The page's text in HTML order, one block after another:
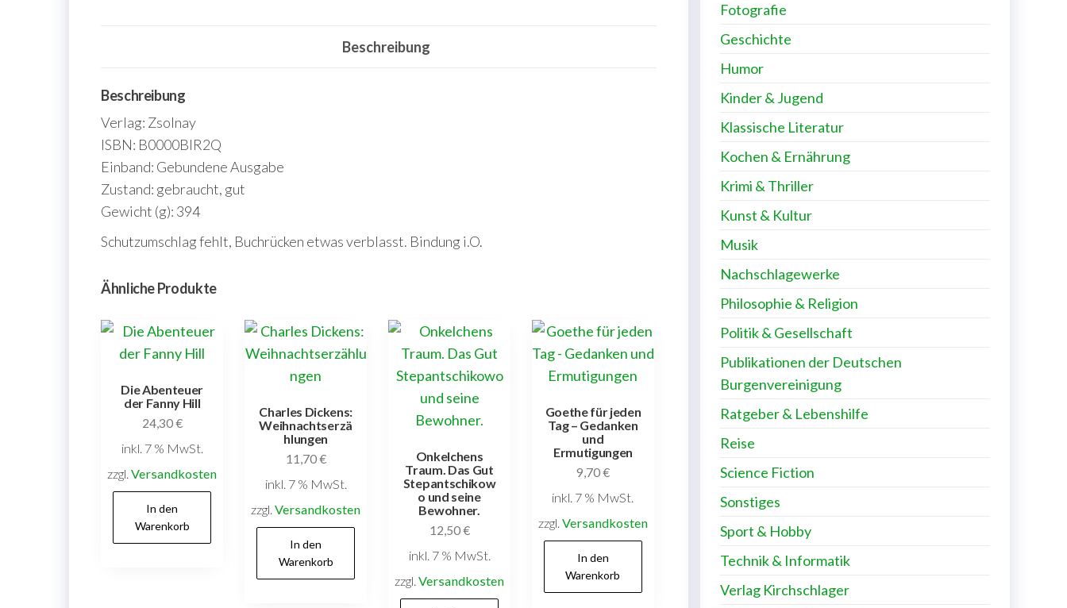
Beschreibung
Beschreibung
Verlag: Zsolnay
ISBN: B0000BIR2Q
Einband: Gebundene Ausgabe
Zustand: gebraucht, gut
Gewicht (g): 394
Schutzumschlag fehlt, Buchrücken etwas verblasst. Bindung i.O.
Ähnliche Produkte
Die Abenteuer
der Fanny Hill
24,30€
inkl. 7 % MwSt.
zzgl.Versandkosten
In den
Warenkorb
Charles Dickens:
Weihnachtserzä
hlungen
11,70€
inkl. 7 % MwSt.
zzgl.Versandkosten
In den
Warenkorb
Onkelchens
Traum. Das Gut
Stepantschikow
o und seine
Bewohner.
12,50€
inkl. 7 % MwSt.
zzgl.Versandkosten
Goethe für jeden
Tag – Gedanken
und
Ermutigungen
9,70€
inkl. 7 % MwSt.
zzgl. Versandkosten
In den
Warenkorb
Fotografie
Geschichte
Humor
Kinder & Jugend
Klassische Literatur
Kochen & Ernährung
Krimi & Thriller
Kunst & Kultur
Musik
Nachschlagewerke
Philosophie & Religion
Politik & Gesellschaft
Publikationen der Deutschen
Burgenvereinigung
Ratgeber & Lebenshilfe
Reise
Science Fiction
Sonstiges
Sport & Hobby
Technik & Informatik
Verlag Kirchschlager